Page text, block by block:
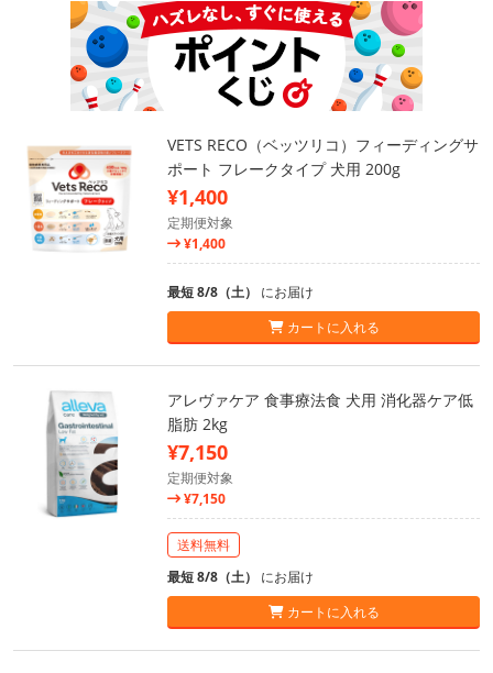
VETS RECO（ベッツリコ）フィーディングサ
ポート フレークタイプ 犬用 200g
¥1,400
定期便対象
¥1,400
最短 8/8（土） にお届け
カートに入れる
アレヴァケア 食事療法食 犬用 消化器ケア低
脂肪 2kg
¥7,150
定期便対象
¥7,150
送料無料
最短 8/8（土） にお届け
カートに入れる